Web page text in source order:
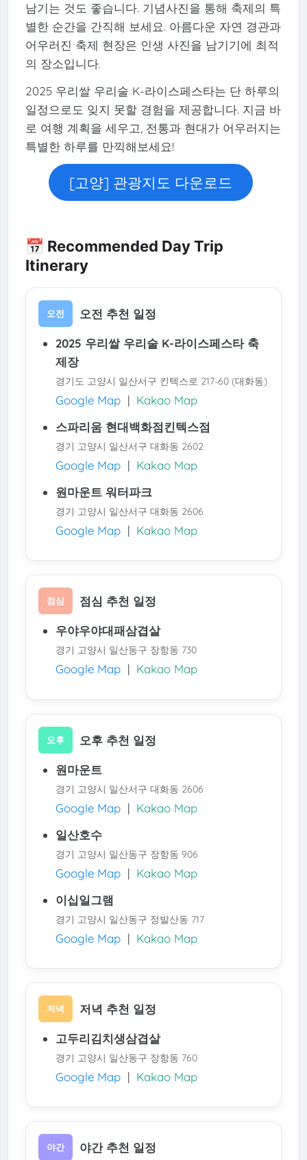
남기는 것도 좋습니다. 기념사진을 통해 축제의 특
별한 순간을 간직해 보세요. 아름다운 자연 경관과
어우러진 축제 현장은 인생 사진을 남기기에 최적
의 장소입니다.
2025 우리쌀 우리술 K-라이스페스타는 단 하루의
일정으로도 잊지 못할 경험을 제공합니다. 지금 바
로 여행 계획을 세우고, 전통과 현대가 어우러지는
특별한 하루를 만끽해보세요!
[고양] 관광지도 다운로드
📅 Recommended Day Trip
Itinerary
오전 오전 추천 일정
2025 우리쌀 우리술 K-라이스페스타 축
제장
경기도 고양시 일산서구 킨텍스로 217-60 (대화동)
Google Map| Kakao Map
스파리움 현대백화점킨텍스점
경기 고양시 일산서구 대화동 2602
Google Map| Kakao Map
원마운트 워터파크
경기 고양시 일산서구 대화동 2606
Google Map| Kakao Map
점심 점심 추천 일정
우야우야대패삼겹살
경기 고양시 일산동구 장항동 730
Google Map| Kakao Map
오후 오후 추천 일정
원마운트
경기 고양시 일산서구 대화동 2606
Google Map| Kakao Map
일산호수
경기 고양시 일산동구 장항동 906
Google Map| Kakao Map
이십일그램
경기 고양시 일산동구 정발산동 717
Google Map| Kakao Map
저녁 저녁 추천 일정
고두리김치생삼겹살
경기 고양시 일산동구 장항동 760
Google Map| Kakao Map
야간 야간 추천 일정